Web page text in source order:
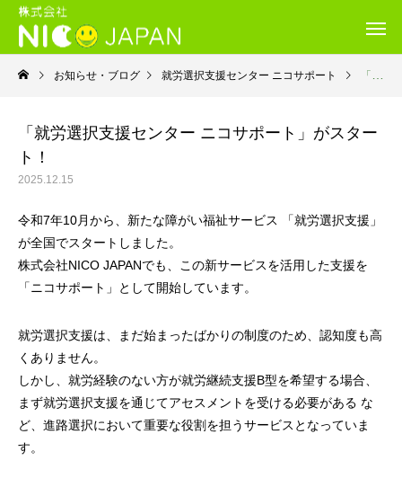
お知らせ・ブログ 就労選択支援センター ニコサポート 「就労選択支援センター ニコサポート」がスタート！
「就労選択支援センター ニコサポート」がスター
ト！
2025.12.15
令和7年10月から、新たな障がい福祉サービス 「就労選択支援」
が全国でスタートしました。
株式会社NICO JAPANでも、この新サービスを活用した支援を
「ニコサポート」として開始しています。
就労選択支援は、まだ始まったばかりの制度のため、認知度も高
くありません。
しかし、就労経験のない方が就労継続支援B型を希望する場合、
まず就労選択支援を通じてアセスメントを受ける必要がある な
ど、進路選択において重要な役割を担うサービスとなっていま
す。